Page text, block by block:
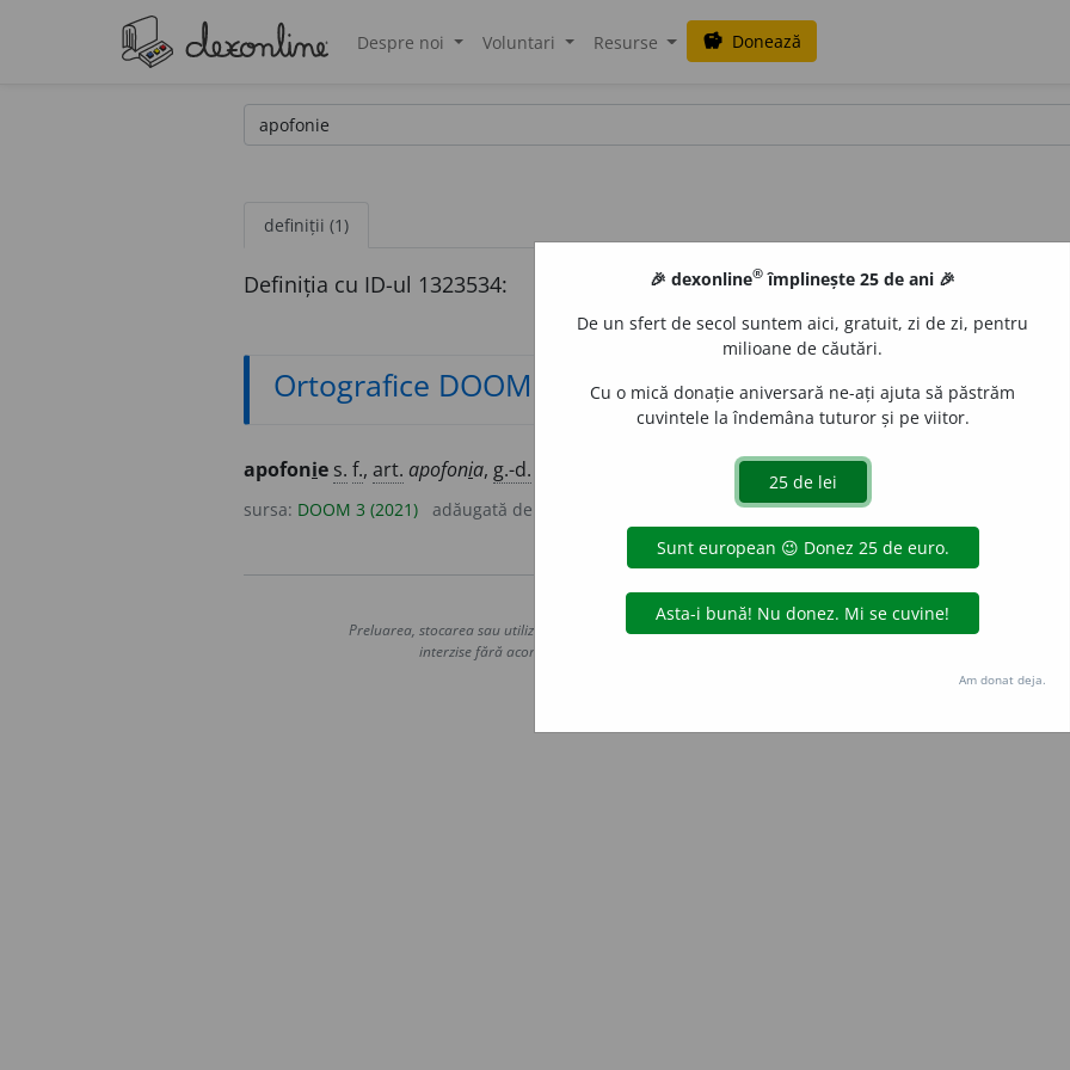
Despre noi Voluntari Resurse savings Donează
definiții (1)
Definiția cu ID-ul 1323534:
Ortografice DOOM
apofonie s. f., art. apofonia, g.-d. apofonii,art.apofoniile
sursa: DOOM 3 (2021) adăugată de
Copyright © 2004-2026 dexonline (https://dexonline.ro)
Preluarea, stocarea sau utilizarea datelor de pe acest site, inclusiv prin orice metode de extragere automată
interzise fără acordul nostru prealabil scris, cu excepția seturilor de date oferite oficial spre utilizare
Hosterion
🎉 dexonline® împlinește 25 de ani 🎉
De un sfert de secol suntem aici, gratuit, zi de zi, pentru
milioane de căutări.
Cu o mică donație aniversară ne-ați ajuta să păstrăm
cuvintele la îndemâna tuturor și pe viitor.
Am donat deja.